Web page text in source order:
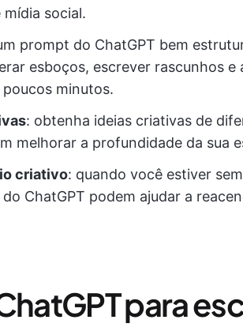
social.
prompt do ChatGPT bem
esboços, escrever rascunhos e
minutos.
: obtenha ideias criativas de
melhorar a profundidade da sua
criativo: quando você estiver
ChatGPT podem ajudar a
para